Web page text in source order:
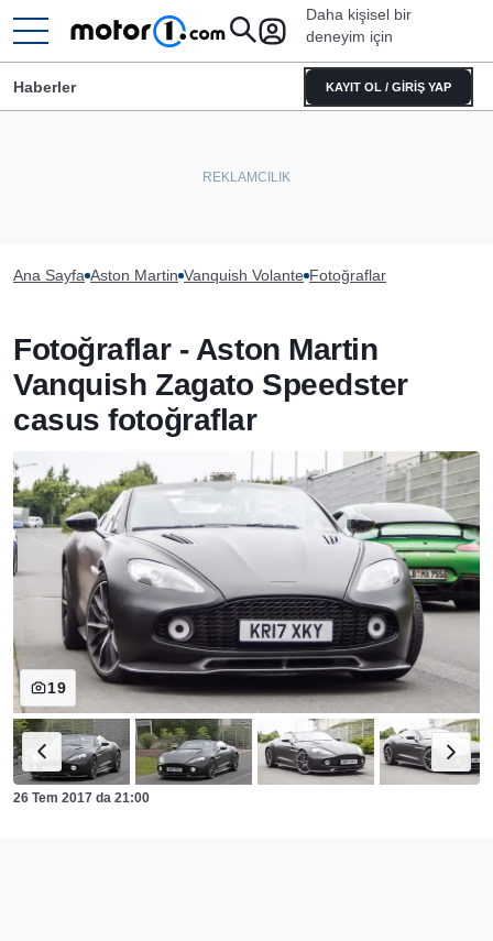
Daha kişisel bir
deneyim için
KAYIT OL / GİRİŞ YAP
Haberler
Ana Sayfa Aston Martin Vanquish Volante Fotoğraflar
Fotoğraflar - Aston Martin
Vanquish Zagato Speedster
casus fotoğraflar
19
26 Tem 2017 da 21:00